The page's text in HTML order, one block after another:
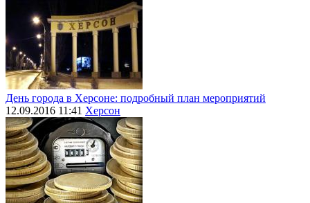
День города в Херсоне: подробный план мероприятий
12.09.2016 11:41 Херсон